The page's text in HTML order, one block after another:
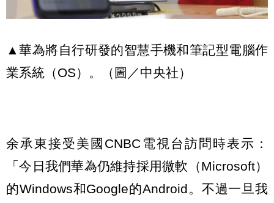
▲華為將自行研發的智慧手機和筆記型電腦作
業系統（OS）。（圖／中央社）
余承東接受美國CNBC電視台訪問時表示：
「今日我們華為仍維持採用微軟（Microsoft）
的Windows和Google的Android。不過一旦我